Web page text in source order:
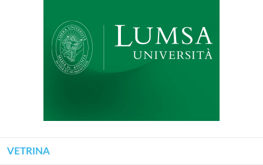
VETRINA